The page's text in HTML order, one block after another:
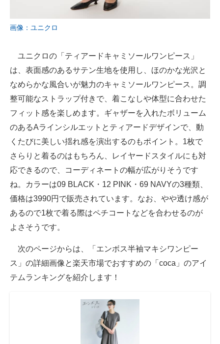
画像：ユニクロ
ユニクロの「ティアードキャミソールワンピース」
は、表面感のあるサテン生地を使用し、ほのかな光沢と
なめらかな風合いが魅力のキャミソールワンピース。調
整可能なストラップ付きで、着こなしや体型に合わせた
フィット感を楽しめます。ギャザーを入れたボリューム
のあるAラインシルエットとティアードデザインで、動
くたびに美しい揺れ感を演出するのもポイント。1枚で
さらりと着るのはもちろん、レイヤードスタイルにも対
応できるので、コーディネートの幅が広がりそうです
ね。カラーは09 BLACK・12 PINK・69 NAVYの3種類、
価格は3990円で販売されています。なお、やや透け感が
あるので1枚で着る際はペチコートなどを合わせるのが
よさそうです。
次のページからは、「エンボス半袖マキシワンピー
ス」の詳細画像と楽天市場でおすすめの「coca」のアイ
テムランキングを紹介します！